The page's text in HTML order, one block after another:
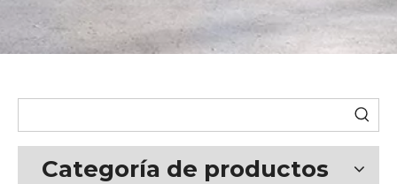
Categoría de productos